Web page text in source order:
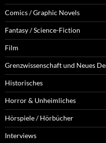
Comics / Graphic Novels
Fantasy / Science-Fiction
Film
Grenzwissenschaft und Neues
Historisches
Horror & Unheimliches
Hörspiele / Hörbücher
Interviews